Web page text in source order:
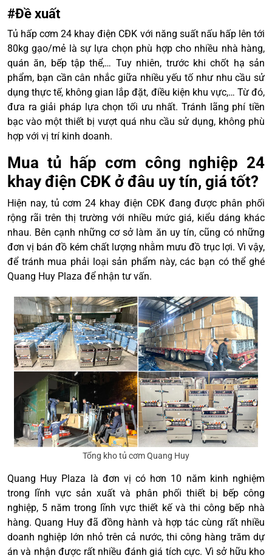
#Đề xuất
Tủ hấp cơm 24 khay điện CĐK với năng suất nấu hấp lên tới
80kg gạo/mẻ là sự lựa chọn phù hợp cho nhiều nhà hàng,
quán ăn, bếp tập thể,… Tuy nhiên, trước khi chốt hạ sản
phẩm, bạn cần cân nhắc giữa nhiều yếu tố như nhu cầu sử
dụng thực tế, không gian lắp đặt, điều kiện khu vực,… Từ đó,
đưa ra giải pháp lựa chọn tối ưu nhất. Tránh lãng phí tiền
bạc vào một thiết bị vượt quá nhu cầu sử dụng, không phù
hợp với vị trí kinh doanh.
Mua tủ hấp cơm công nghiệp 24
khay điện CĐK ở đâu uy tín, giá tốt?
Hiện nay, tủ cơm 24 khay điện CĐK đang được phân phối
rộng rãi trên thị trường với nhiều mức giá, kiểu dáng khác
nhau. Bên cạnh những cơ sở làm ăn uy tín, cũng có những
đơn vị bán đồ kém chất lượng nhằm mưu đồ trục lợi. Vì vậy,
để tránh mua phải loại sản phẩm này, các bạn có thể ghé
Quang Huy Plaza để nhận tư vấn.
Tổng kho tủ cơm Quang Huy
Quang Huy Plaza là đơn vị có hơn 10 năm kinh nghiệm
trong lĩnh vực sản xuất và phân phối thiết bị bếp công
nghiệp, 5 năm trong lĩnh vực thiết kế và thi công bếp nhà
hàng. Quang Huy đã đồng hành và hợp tác cùng rất nhiều
doanh nghiệp lớn nhỏ trên cả nước, thi công hàng trăm dự
án và nhận được rất nhiều đánh giá tích cực. Vì sở hữu kho